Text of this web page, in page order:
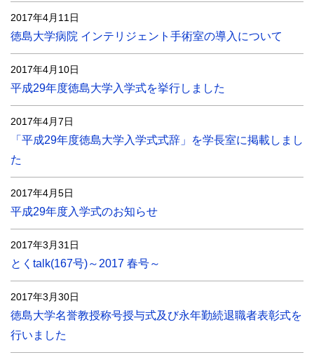
2017年4月11日
徳島大学病院 インテリジェント手術室の導入について
2017年4月10日
平成29年度徳島大学入学式を挙行しました
2017年4月7日
「平成29年度徳島大学入学式式辞」を学長室に掲載しまし
た
2017年4月5日
平成29年度入学式のお知らせ
2017年3月31日
とくtalk(167号)～2017 春号～
2017年3月30日
徳島大学名誉教授称号授与式及び永年勤続退職者表彰式を
行いました